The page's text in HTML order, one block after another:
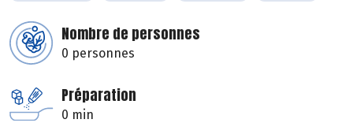
Nombre de personnes
0 personnes
Préparation
0 min